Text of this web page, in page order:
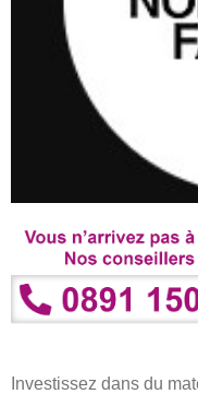
Investissez dans du